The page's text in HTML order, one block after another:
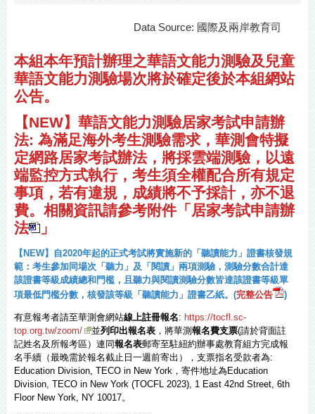
Data Source: 國際及兩岸教育司
本組本年預計辦理之華語文能力測驗及兒童
華語文能力測驗場次將於確定後於本組網站
公告。
【NEW】 華語文能力測驗居家考試申請辦
法: 為滿足海外考生測驗需求，華測會特擬
定網路居家考試辦法，將採雲端測驗，以遠
端監控方式執行，考生須全權配合所有規定
事項，若有違規，成績將不予採計，亦不退
費。相關資訊請參考附件「 居家考試申請辦
法
」
【NEW】自2020年起的正式考試將實施新的「聽讀能力」證書核發規
範：考生參加同場次「聽力」及「閱讀」兩項測驗，測驗分數合計達
該證書等級成績總和門檻，且聽力與閱讀測驗分數皆達該證書等級單
項最低門檻分數，核發該等級「聽讀能力」證書乙紙。(完整公告 )
有意報考者請至華測會網站線上註冊報名: https://tocfl.sc-
top.org.tw/zoom/
並列印出報名表 ，將華測 報名費支票(請於背面註
記姓名及所報考區）連同報名表郵寄至駐紐約辦事處教育組方完成報
名手續（最晚需於報名截止日一週前寄出），支票指名受款者為:
Education Division, TECO in New York，寄件地址為Education
Division, TECO in New York (TOCFL 2023), 1 East 42nd Street, 6th
Floor New York, NY 10017。